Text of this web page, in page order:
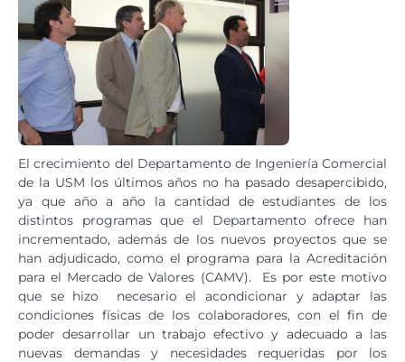
El crecimiento del Departamento de Ingeniería Comercial
de la USM los últimos años no ha pasado desapercibido,
ya que año a año la cantidad de estudiantes de los
distintos programas que el Departamento ofrece han
incrementado, además de los nuevos proyectos que se
han adjudicado, como el programa para la Acreditación
para el Mercado de Valores (CAMV). Es por este motivo
que se hizo necesario el acondicionar y adaptar las
condiciones físicas de los colaboradores, con el fin de
poder desarrollar un trabajo efectivo y adecuado a las
nuevas demandas y necesidades requeridas por los